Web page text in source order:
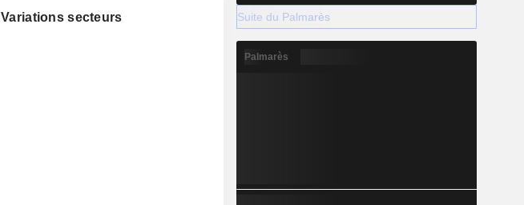
Variations secteurs Suite du Palmarès
Palmarès